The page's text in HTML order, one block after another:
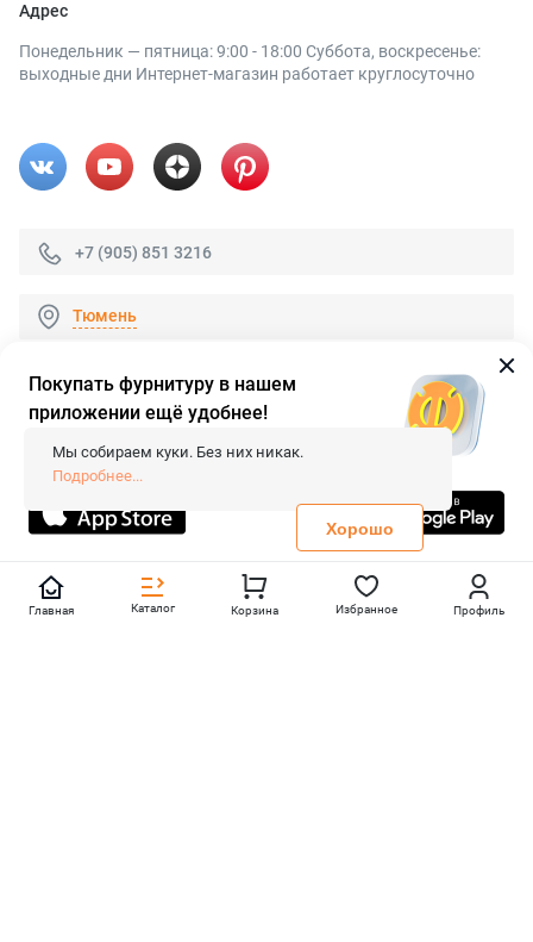
Адрес
Понедельник — пятница: 9:00 - 18:00 Суббота, воскресенье:
выходные дни Интернет-магазин работает круглосуточно
+7 (905) 851 3216
Тюмень
© 2026 «FieraShop.ru»
Сопровождение сайта
- Вебформат.
Все права защищены.
Не является публичной офертой
Политика конфиденциальности
Главная Каталог Корзина Избранное Профиль
Покупать фурнитуру в нашем
приложении ещё удобнее!
Мы собираем куки. Без них никак.
Подробнее...
Хорошо